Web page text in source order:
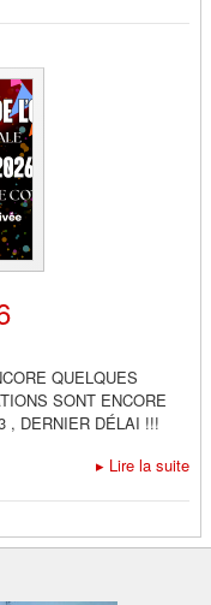
QUELQUES
SONT ENCORE
, DERNIER DÉLAI !!!
▸ Lire la suite